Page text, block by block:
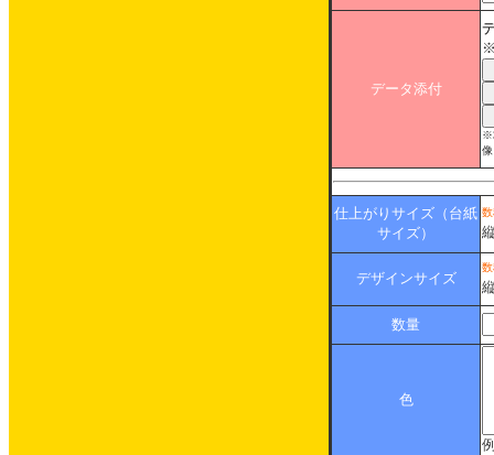
データ添付
仕上がりサイズ（台紙
サイズ）
デザインサイズ
数量
色